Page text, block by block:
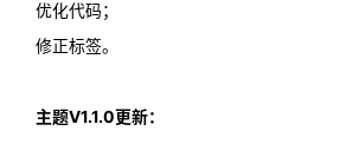
优化代码；
修正标签。
主题V1.1.0更新：